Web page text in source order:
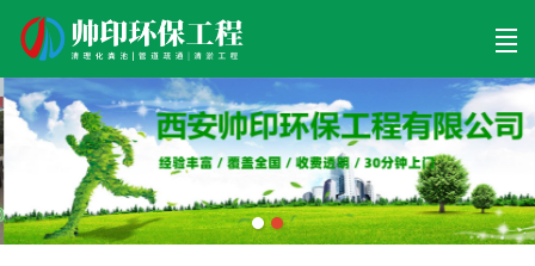
首页 清理工程 清淤工程 污泥工程 清淤检测